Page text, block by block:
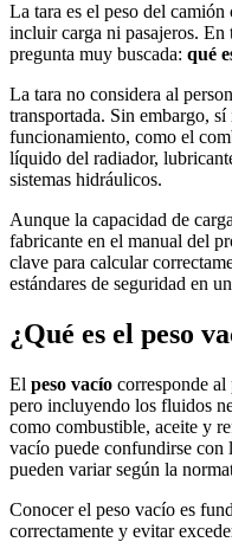
La tara es el peso del
incluir carga ni pasajeros. En
pregunta muy buscada: qué
La tara no considera al
transportada. Sin embargo,
funcionamiento, como el
líquido del radiador,
sistemas hidráulicos.
Aunque la capacidad de
fabricante en el manual del
clave para calcular
estándares de seguridad en un
¿Qué es el peso
El peso vacío corresponde al
pero incluyendo los fluidos
como combustible, aceite y
vacío puede confundirse con
pueden variar según la
Conocer el peso vacío es
correctamente y evitar